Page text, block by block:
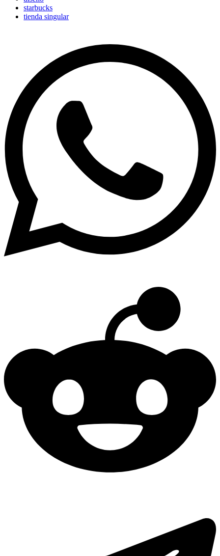
starbucks
tienda singular